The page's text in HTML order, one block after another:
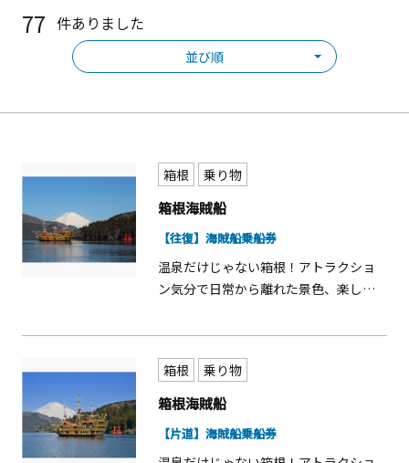
77 件ありました
並び順
箱根 乗り物
箱根海賊船
【往復】海賊船乗船券
温泉だけじゃない箱根！アトラクショ
ン気分で日常から離れた景色、楽しみ
周往復遊覧をお楽しみください！ ※各
港の始発からお好きな便をご利用くだ
さい。
箱根 乗り物
箱根海賊船
【片道】海賊船乗船券